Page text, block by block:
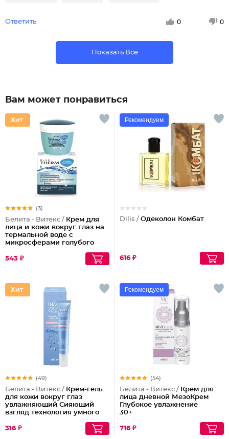
Ответить 0 0
Показать Все
Вам может понравиться
(3)
Белита - Витекс / Крем для
лица и кожи вокруг глаз на
термальной воде с
микросферами голубого
Therm
543 ₽
Рекомендуем
Dilis / Одеколон Комбат
616 ₽
(49)
Белита - Витекс / Крем-гель
для кожи вокруг глаз
увлажняющий Сияющий
взгляд технология умного
Гидроэффект
316 ₽
Рекомендуем
(54)
Белита - Витекс / Крем для
лица дневной МезоКрем
Глубокое увлажнение
30+
716 ₽